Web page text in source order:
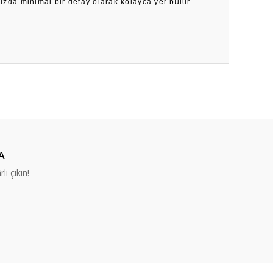
minimal bir detay olarak kolayca yer bulur.
çıkın!